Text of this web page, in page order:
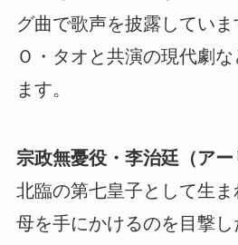
グ曲で歌声を披露してい
Ｏ・タオと共演の現代劇
ます。
宗政無憂役・李治廷（アー
北臨の第七皇子として生
母を手にかけるのを目撃